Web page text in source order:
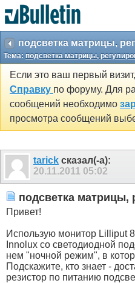
подсветка матрицы,
Тема: подсветка матрицы,
Если это ваш первый
Справку по форуму. Для
сообщений необходимо
просмотра сообщений
tarick сказал(-а):
20.11.2011 05:02
подсветка матрицы,
Привет!
Использую монитор Lilliput
Innolux со светодиодной
нем "ночной режим", в
Подскажите, кто знает -
резистор по питанию